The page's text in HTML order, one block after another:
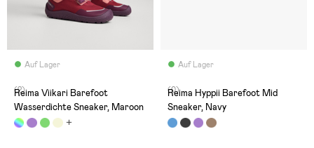
Auf Lager
(2)
Reima Viikari Barefoot
Wasserdichte Sneaker, Maroon
Auf Lager
(0)
Reima Hyppii Barefoot Mid
Sneaker, Navy